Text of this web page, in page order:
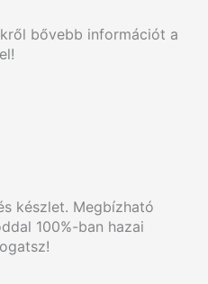
bővebb információt a
készlet. Megbízható
100%-ban hazai